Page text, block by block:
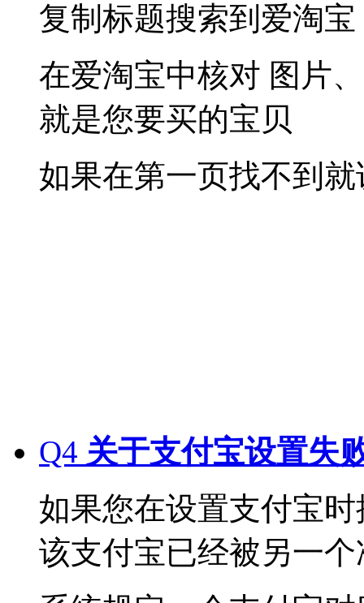
复制标题搜索到爱淘宝
在爱淘宝中核对 图片
就是您要买的宝贝
如果在第一页找不到
Q4 关于支付宝设置失
如果您在设置支付宝
该支付宝已经被另一